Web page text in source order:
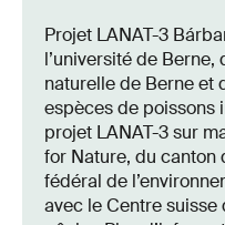
Projet LANAT-3
l’université de Berne,
naturelle de Berne et
espèces de poissons
projet LANAT-3 sur
for Nature, du canton
fédéral de
avec le Centre